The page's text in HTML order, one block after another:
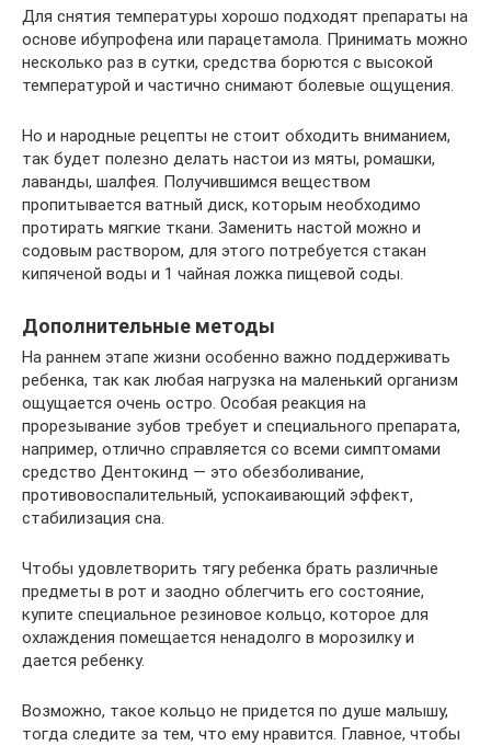
Для снятия температуры хорошо подходят препараты на
основе ибупрофена или парацетамола. Принимать можно
несколько раз в сутки, средства борются с высокой
температурой и частично снимают болевые ощущения.
Но и народные рецепты не стоит обходить вниманием,
так будет полезно делать настои из мяты, ромашки,
лаванды, шалфея. Получившимся веществом
пропитывается ватный диск, которым необходимо
протирать мягкие ткани. Заменить настой можно и
содовым раствором, для этого потребуется стакан
кипяченой воды и 1 чайная ложка пищевой соды.
Дополнительные методы
На раннем этапе жизни особенно важно поддерживать
ребенка, так как любая нагрузка на маленький организм
ощущается очень остро. Особая реакция на
прорезывание зубов требует и специального препарата,
например, отлично справляется со всеми симптомами
средство Дентокинд — это обезболивание,
противовоспалительный, успокаивающий эффект,
стабилизация сна.
Чтобы удовлетворить тягу ребенка брать различные
предметы в рот и заодно облегчить его состояние,
купите специальное резиновое кольцо, которое для
охлаждения помещается ненадолго в морозилку и
дается ребенку.
Возможно, такое кольцо не придется по душе малышу,
тогда следите за тем, что ему нравится. Главное, чтобы